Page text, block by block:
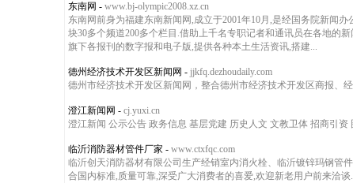
东南网 - www.bj-olympic2008.xz.cn
东南网前身为福建东南新闻网,成立于2001年10月,是经国务院新闻
块30多个频道200多个栏目.借助上千名专职记者和通讯员在各地的
旗下各报刊的数字报和电子版,提供各种本土生活资讯,搭建...
德州经济技术开发区新闻网 - jjkfq.dezhoudaily.com
德州市经济技术开发区新闻网，整合德州市经济技术开发区商报、
澄江新闻网 - cj.yuxi.cn
澄江新闻 公示公告 政务信息 基层党建 历史人文 文教卫体 招商引资
临沂消防器材管件厂家 - www.ctxfqc.com
临沂创天消防器材有限公司生产经销室内消火栓、临沂镀锌玛钢管
合国内标准,质量可靠,深受广大消费者的喜爱,欢迎新老用户前来洽谈.